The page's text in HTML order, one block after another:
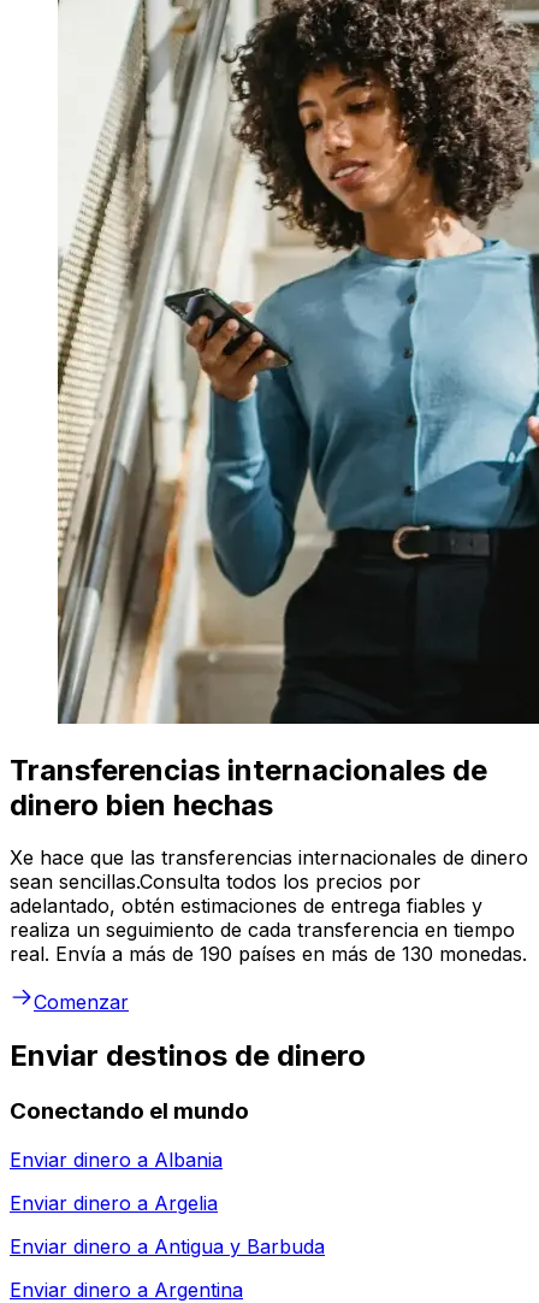
Transferencias internacionales de
dinero bien hechas
Xe hace que las transferencias internacionales de dinero
sean sencillas.Consulta todos los precios por
adelantado, obtén estimaciones de entrega fiables y
realiza un seguimiento de cada transferencia en tiempo
real. Envía a más de 190 países en más de 130 monedas.
Comenzar
Enviar destinos de dinero
Conectando el mundo
Enviar dinero a Albania
Enviar dinero a Argelia
Enviar dinero a Antigua y Barbuda
Enviar dinero a Argentina